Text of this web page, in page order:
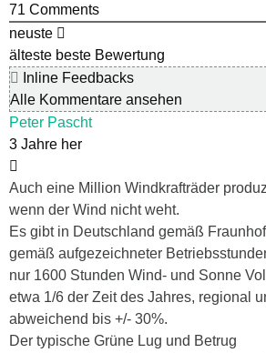
71 Comments
neuste
älteste beste Bewertung
Inline Feedbacks
Alle Kommentare ansehen
Peter Pascht
3 Jahre her
Auch eine Million Windkrafträder
wenn der Wind nicht weht.
Es gibt in Deutschland gemäß
gemäß aufgezeichneter
nur 1600 Stunden Wind- und Sonne
etwa 1/6 der Zeit des Jahres, regional
abweichend bis +/- 30%.
Der typische Grüne Lug und Betrug